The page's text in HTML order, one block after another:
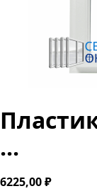
...
6225,00₽